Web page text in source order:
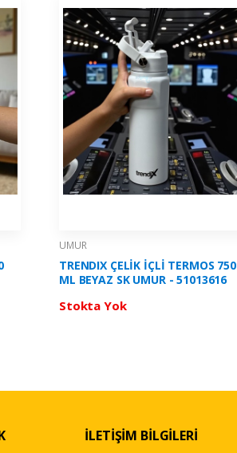
UMUR
TRENDIX ÇELİK İÇLİ TERMOS 750
ML BEYAZ SK UMUR - 51013616
Stokta Yok
İLETİŞİM BİLGİLERİ